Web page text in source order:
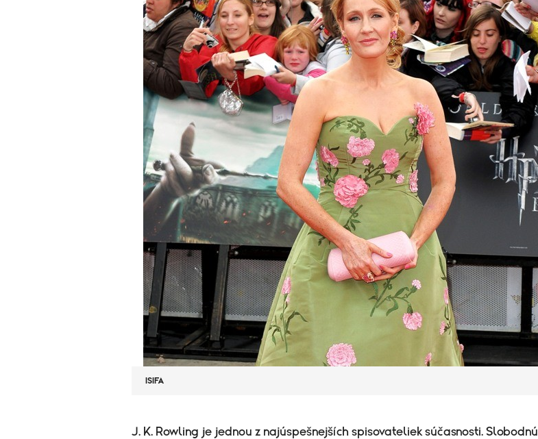
ISIFA
J. K. Rowling je jednou z najúspešnejších spisovateliek súčasnosti. Slobodnú